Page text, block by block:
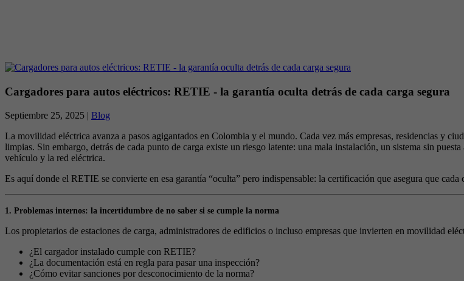
Cargadores para autos eléctricos: RETIE - la garantía oculta detrás de cada carga segura
Septiembre 25, 2025 | Blog
La movilidad eléctrica avanza a pasos agigantados en Colombia y el mundo. Cada vez más empresas, residencias y
limpias. Sin embargo, detrás de cada punto de carga existe un riesgo latente: una mala instalación, un sistema sin
vehículo y la red eléctrica.
Es aquí donde el RETIE se convierte en esa garantía “oculta” pero indispensable: la certificación que asegura que
1. Problemas internos: la incertidumbre de no saber si se cumple la norma
Los propietarios de estaciones de carga, administradores de edificios o incluso empresas que invierten en movilidad
¿El cargador instalado cumple con RETIE?
¿La documentación está en regla para pasar una inspección?
¿Cómo evitar sanciones por desconocimiento de la norma?